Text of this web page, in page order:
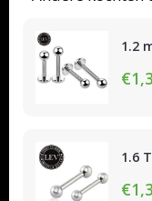
1.2
1.6